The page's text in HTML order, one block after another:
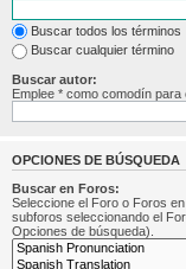
Buscar todos los términos
Buscar cualquier término
Buscar autor:
Emplee * como comodín para
OPCIONES DE BÚSQUEDA
Buscar en Foros:
Seleccione el Foro o Foros
subforos seleccionando el
Opciones de búsqueda).